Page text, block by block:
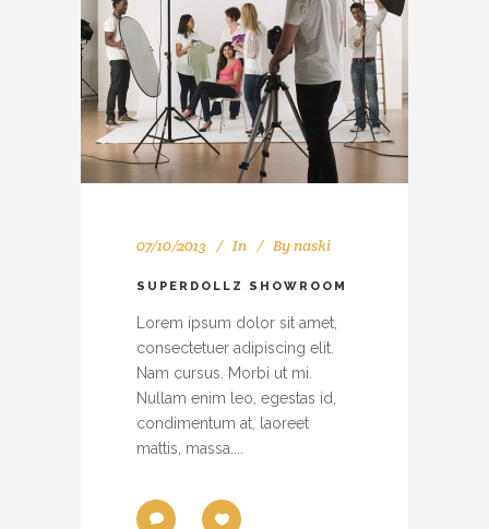
07/10/2013 In Bynaski
SUPERDOLLZ SHOWROOM
Lorem ipsum dolor sit amet,
consectetuer adipiscing elit.
Nam cursus. Morbi ut mi.
Nullam enim leo, egestas id,
condimentum at, laoreet
mattis, massa....